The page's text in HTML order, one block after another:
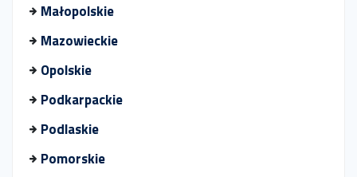
Małopolskie
Mazowieckie
Opolskie
Podkarpackie
Podlaskie
Pomorskie